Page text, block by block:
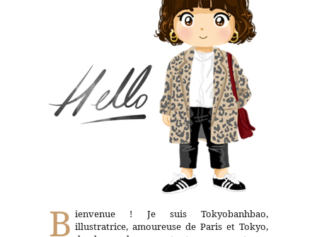
B ienvenue ! Je suis Tokyobanhbao,
illustratrice, amoureuse de Paris et Tokyo,